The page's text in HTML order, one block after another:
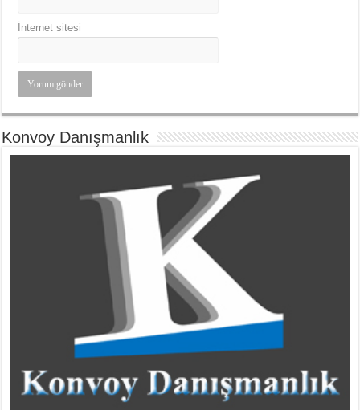
İnternet sitesi
Konvoy Danışmanlık